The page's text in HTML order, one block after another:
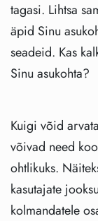
tagasi. Lihtsa
äpid Sinu
seadeid. Kas
Sinu asukohta?
Kuigi võid
võivad need
ohtlikuks.
kasutajate
kolmandatele